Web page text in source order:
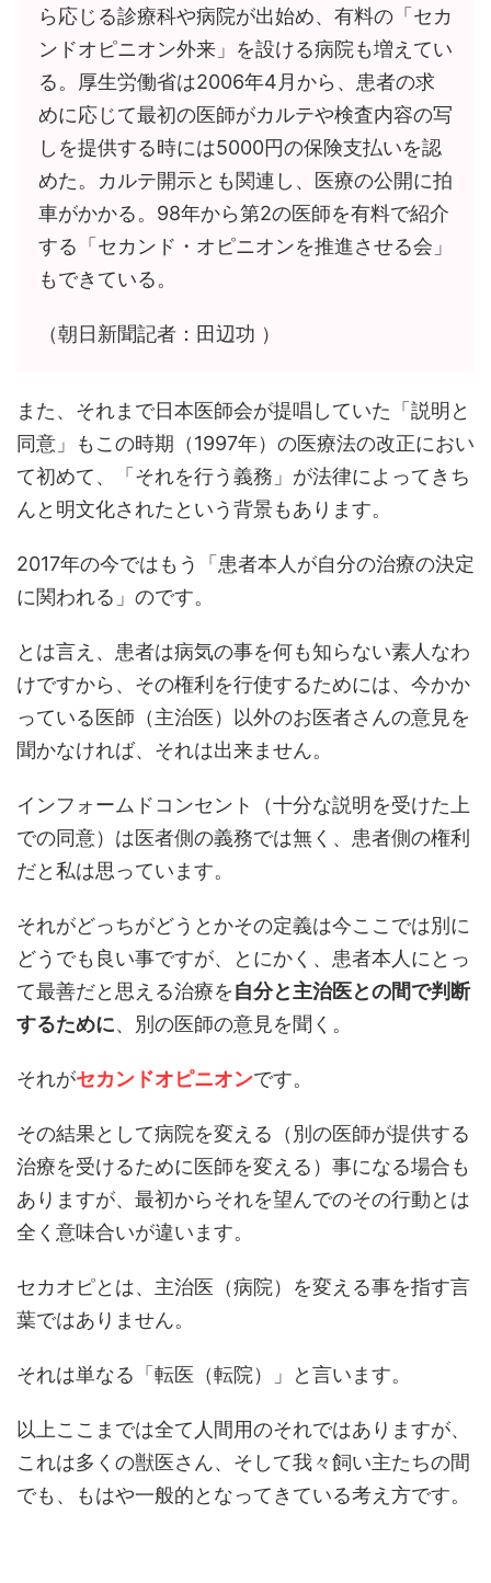
ら応じる診療科や病院が出始め、有料の「セカ
ンドオピニオン外来」を設ける病院も増えてい
る。厚生労働省は2006年4月から、患者の求
めに応じて最初の医師がカルテや検査内容の写
しを提供する時には5000円の保険支払いを認
めた。カルテ開示とも関連し、医療の公開に拍
車がかかる。98年から第2の医師を有料で紹介
する「セカンド・オピニオンを推進させる会」
もできている。
（朝日新聞記者：田辺功 ）
また、それまで日本医師会が提唱していた「説明と
同意」もこの時期（1997年）の医療法の改正におい
て初めて、「それを行う義務」が法律によってきち
んと明文化されたという背景もあります。
2017年の今ではもう「患者本人が自分の治療の決定
に関われる」のです。
とは言え、患者は病気の事を何も知らない素人なわ
けですから、その権利を行使するためには、今かか
っている医師（主治医）以外のお医者さんの意見を
聞かなければ、それは出来ません。
インフォームドコンセント（十分な説明を受けた上
での同意）は医者側の義務では無く、患者側の権利
だと私は思っています。
それがどっちがどうとかその定義は今ここでは別に
どうでも良い事ですが、とにかく、患者本人にとっ
て最善だと思える治療を自分と主治医との間で判断
するために、別の医師の意見を聞く。
それがセカンドオピニオンです。
その結果として病院を変える（別の医師が提供する
治療を受けるために医師を変える）事になる場合も
ありますが、最初からそれを望んでのその行動とは
全く意味合いが違います。
セカオピとは、主治医（病院）を変える事を指す言
葉ではありません。
それは単なる「転医（転院）」と言います。
以上ここまでは全て人間用のそれではありますが、
これは多くの獣医さん、そして我々飼い主たちの間
でも、もはや一般的となってきている考え方です。